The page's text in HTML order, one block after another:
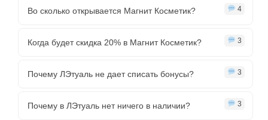
Во сколько открывается Магнит Косметик? 4
Когда будет скидка 20% в Магнит Косметик? 3
Почему ЛЭтуаль не дает списать бонусы? 3
Почему в ЛЭтуаль нет ничего в наличии? 3